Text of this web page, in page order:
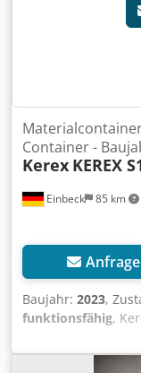
Einbeck 85 km
Materialcontainer
Container -
Kerex KEREX
Baujahr: 2023,
funktionsfähig,
Container KEREX
Gebraucht aus